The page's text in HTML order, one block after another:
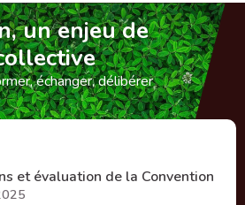
un enjeu de
échanger, délibérer
et évaluation de la Convention